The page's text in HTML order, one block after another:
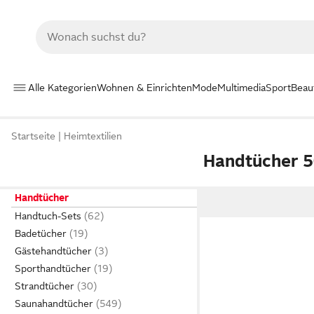
Alle KategorienWohnen & EinrichtenModeMultimediaSport
Startseite Heimtextilien
Handtücher
Handtücher
Handtuch-Sets
Badetücher
Gästehandtücher
Sporthandtücher
Strandtücher
Saunahandtücher